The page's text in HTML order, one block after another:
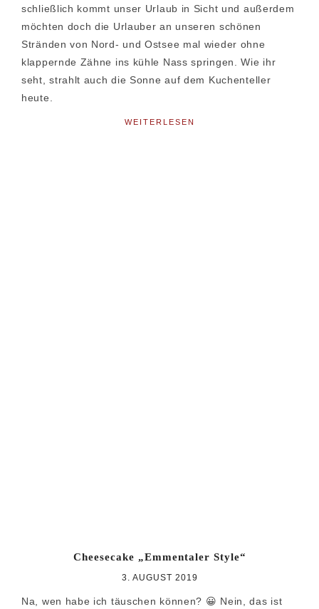
schließlich kommt unser Urlaub in Sicht und außerdem
möchten doch die Urlauber an unseren schönen
Stränden von Nord- und Ostsee mal wieder ohne
klappernde Zähne ins kühle Nass springen. Wie ihr
seht, strahlt auch die Sonne auf dem Kuchenteller
heute.
WEITERLESEN
Cheesecake „Emmentaler Style“
3. AUGUST 2019
Na, wen habe ich täuschen können? 😀 Nein, das ist